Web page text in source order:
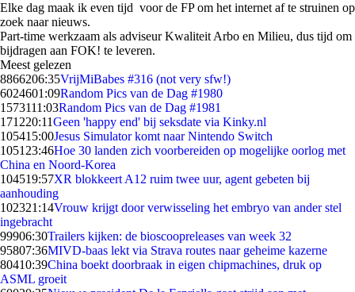
Elke dag maak ik even tijd voor de FP om het internet af te struinen op
zoek naar nieuws.
Part-time werkzaam als adviseur Kwaliteit Arbo en Milieu, dus tijd om
bijdragen aan FOK! te leveren.
Meest gelezen
8866206:35VrijMiBabes #316 (not very sfw!)
6024601:09Random Pics van de Dag #1980
1573111:03Random Pics van de Dag #1981
171220:11Geen 'happy end' bij seksdate via Kinky.nl
105415:00Jesus Simulator komt naar Nintendo Switch
1051 23:46Hoe 30 landen zich voorbereiden op mogelijke oorlog met
China en Noord-Korea
104519:57XR blokkeert A12 ruim twee uur, agent gebeten bij
aanhouding
102321:14Vrouw krijgt door verwisseling het embryo van ander stel
ingebracht
99906:30Trailers kijken: de bioscoopreleases van week 32
95807:36MIVD-baas lekt via Strava routes naar geheime kazerne
80410:39China boekt doorbraak in eigen chipmachines, druk op
ASML groeit